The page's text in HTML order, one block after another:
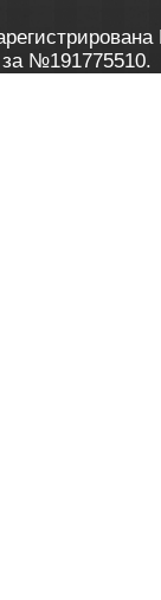
за №191775510.